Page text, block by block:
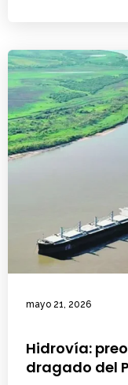
mayo 21, 2026
Hidrovía:
dragado del